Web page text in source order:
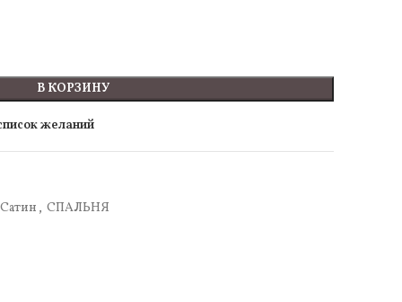
В КОРЗИНУ
желаний
Сатин , СПАЛЬНЯ